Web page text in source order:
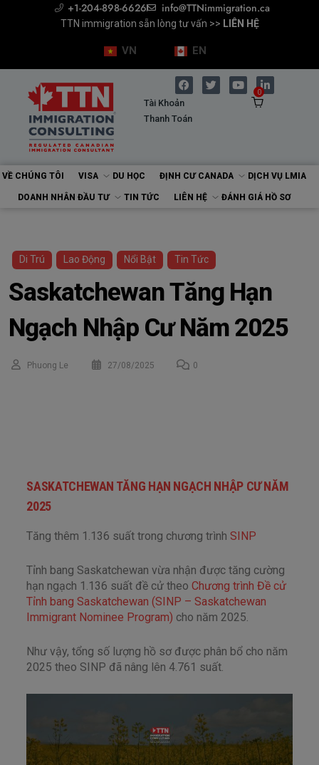
+1-204-898-6626 info@TTNimmigration.ca
TTN immigration sẵn lòng tư vấn >> LIÊN HỆ
Tư vấn cùng Chuyên gia Di trú >>ĐẶT LỊCH
Chuyên gia Di trú (RCIC) >>ĐÁNH GIÁ HỒ SƠ
TTN immigration sẵn lòng tư vấn >> LIÊN HỆ
Tư vấn cùng Chuyên gia Di trú >>ĐẶT LỊCH
VN EN
Tài Khoản
Thanh Toán
0
VỀ CHÚNG TÔI VISA DU HỌC ĐỊNH CƯ CANADA DỊCH VỤ LMIA
DOANH NHÂN ĐẦU TƯ TIN TỨC LIÊN HỆ ĐÁNH GIÁ HỒ SƠ
Di Trú Lao Động Nổi Bật Tin Tức
Saskatchewan Tăng Hạn
Ngạch Nhập Cư Năm 2025
Phuong Le 27/08/2025 0
SASKATCHEWAN TĂNG HẠN NGẠCH NHẬP CƯ NĂM
2025
Tăng thêm 1.136 suất trong chương trìnhSINP
Tỉnh bang Saskatchewan vừa nhận được tăng cường
hạn ngạch 1.136 suất đề cử theoChương trình Đề cử
Tỉnh bang Saskatchewan (SINP – Saskatchewan
Immigrant Nominee Program) cho năm 2025.
Như vậy, tổng số lượng hồ sơ được phân bổ cho năm
2025 theo SINP đã nâng lên 4.761 suất.